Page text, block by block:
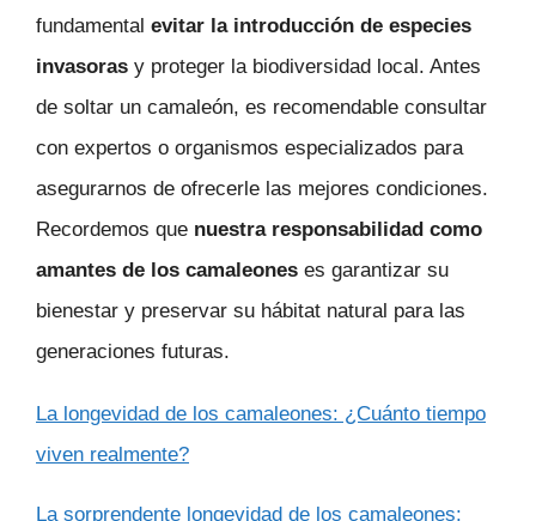
fundamental evitar la introducción de especies
invasoras y proteger la biodiversidad local. Antes
de soltar un camaleón, es recomendable consultar
con expertos o organismos especializados para
asegurarnos de ofrecerle las mejores condiciones.
Recordemos que nuestra responsabilidad como
amantes de los camaleones es garantizar su
bienestar y preservar su hábitat natural para las
generaciones futuras.
La longevidad de los camaleones: ¿Cuánto tiempo
viven realmente?
La sorprendente longevidad de los camaleones: